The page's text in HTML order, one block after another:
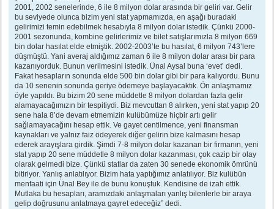
2001, 2002 senelerinde, 6 ile 8 milyon dolar arasında bir geliri var. Gelir
bu seviyede olunca bizim yeni stat yapmamızda, en aşağı buradaki
gelirimizi temin edebilmek hesabıyla 8 milyon dolar istedik. Çünkü 2000-
2001 sezonunda, kombine gelirlerimiz ve bilet satışlarımızla 8 milyon 669
bin dolar hasılat elde etmiştik. 2002-2003’te bu hasılat, 6 milyon 743’lere
düşmüştü. Yani averaj aldığımız zaman 6 ile 8 milyon dolar arası bir para
kazanıyorduk. Bunun verilmesini istedik. Ünal Aysal buna ‘evet’ dedi.
Fakat hesapların sonunda elde 500 bin dolar gibi bir para kalıyordu. Bunu
da 10 senenin sonunda geriye ödemeye başlayacaktık. Ön anlaşmamız
öyle yapıldı. Bu bizim 20 sene müddetle 8 milyon dolardan fazla gelir
alamayacağımızın bir tespitiydi. Biz mevcuttan 8 alırken, yeni stat yapıp 20
sene hala 8’de devam etmemizin kulübümüze hiçbir artı gelir
sağlamayacağını hesap ettik. Ve gayet centilmence, yeni finansman
kaynakları ve yalnız faiz ödeyerek diğer gelirin bize kalmasını hesap
ederek arayışlara girdik. Şimdi 7-8 milyon dolar kazanan bir firmanın, yeni
stat yapıp 20 sene müddetle 8 milyon dolar kazanması, çok cazip bir olay
olarak gelmedi bize. Çünkü statlar da zaten 30 senede ekonomik ömrünü
bitiriyor. Yanlış anlatılıyor. Bizim hata yaptığımız anlatılıyor. Biz kulübün
menfaati için Ünal Bey ile de bunu konuştuk. Kendisine de izah ettik.
Mutlaka bu hesapları, aramızdaki anlaşmaları yanlış bilenlerle bir araya
gelip doğrusunu anlatmaya gayret edeceğiz” dedi.